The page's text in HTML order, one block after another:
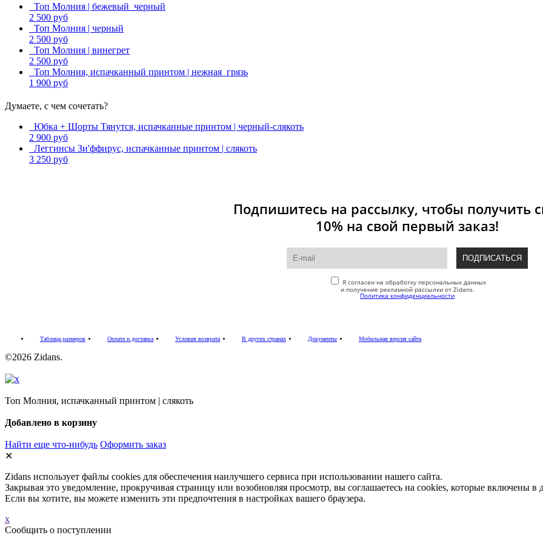
Топ Молния | бежевый_черный
2 500 руб
Топ Молния | черный
2 500 руб
Топ Молния | винегрет
2 500 руб
Топ Молния, испачканный принтом | нежная_грязь
1 900 руб
Думаете, с чем сочетать?
Юбка + Шорты Тянутся, испачканные принтом | черный-слякоть
2 900 руб
Леггинсы Зи'ффирус, испачканные принтом | слякоть
3 250 руб
Подпишитесь на рассылку, чтобы получить
10% на свой первый заказ!
Я согласен на обработку персональных данных
и получение рекламной рассылки от Zidans.
Политика конфиденциальности
Таблица размеров Оплата и доставка Условия возврата В других странах Документы Мобильная версия сайта
©2026 Zidans.
Топ Молния, испачканный принтом | слякоть
Добавлено в корзину
Найти еще что-нибудь Оформить заказ
✕
Zidans использует файлы cookies для обеспечения наилучшего сервиса при использовании нашего сайта.
Закрывая это уведомление, прокручивая страницу или возобновляя просмотр, вы соглашаетесь на cookies, которые включены
Если вы хотите, вы можете изменить эти предпочтения в настройках вашего браузера.
x
Cообщить о поступлении